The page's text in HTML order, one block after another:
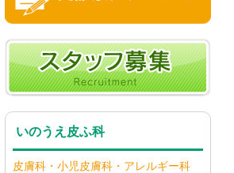
いのうえ皮ふ科
皮膚科・小児皮膚科・アレルギー科